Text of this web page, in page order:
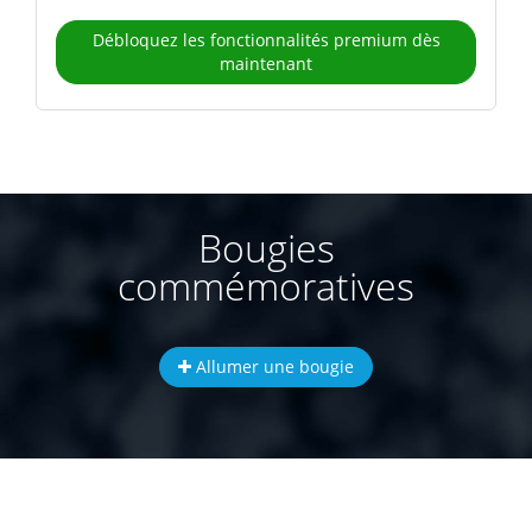
Débloquez les fonctionnalités premium dès
maintenant
Bougies
commémoratives
Allumer une bougie